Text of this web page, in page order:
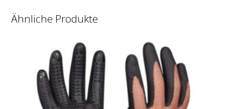
Ähnliche Produkte